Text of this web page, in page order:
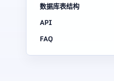
数据库表结构
API
FAQ